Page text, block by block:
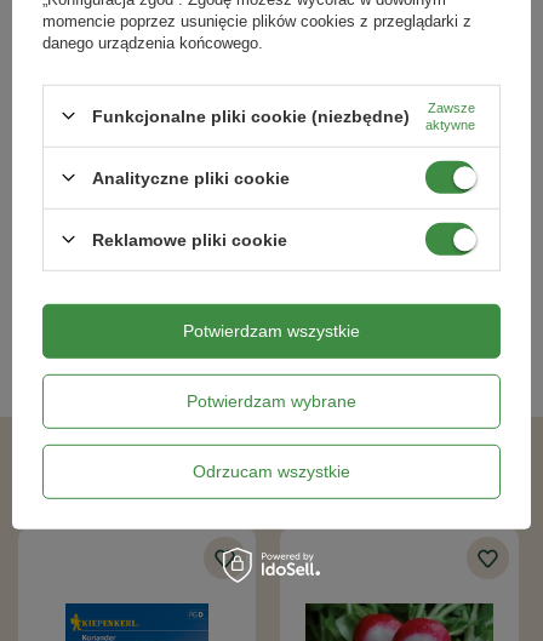
Mieszanka kwiatów jadalnych -
Dynia olbrzymia Atlantic Giant
Kategorie powiązane
Nasiona kwiatów,
momencie poprzez usunięcie plików cookies z przeglądarki z
danego urządzenia końcowego.
Funkcjonalne pliki cookie (niezbędne)
Zawsze
aktywne
Analityczne pliki cookie
Reklamowe pliki cookie
Potwierdzam wybrane
Odrzucam wszystkie
Potwierdzam wszystkie